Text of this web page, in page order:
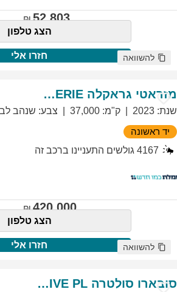
52,803
הצג טלפון
חזרו אלי להשוואה
מזראטי גראקלה PRIMASERIE
שנת:
2023 ק"מ:
37,000 צבע: שנהב
יד ראשונה
4167 גולשים התעניינו ברכב זה
420,000
הצג טלפון
חזרו אלי להשוואה
סובארו סולטרה EXCLUSIVE PL